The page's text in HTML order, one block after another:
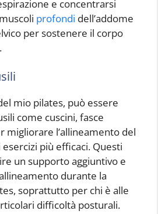
e concentrarsi
profondi dell’addome
per sostenere il corpo
mio pilates, può essere
come cuscini, fasce
migliorare l’allineamento del
più efficaci. Questi
un supporto aggiuntivo e
durante la
soprattutto per chi è alle
difficoltà posturali.